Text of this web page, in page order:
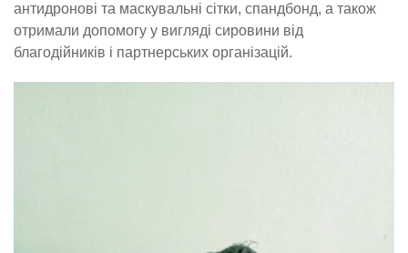
антидронові та маскувальні сітки, спандбонд, а також
отримали допомогу у вигляді сировини від
благодійників і партнерських організацій.